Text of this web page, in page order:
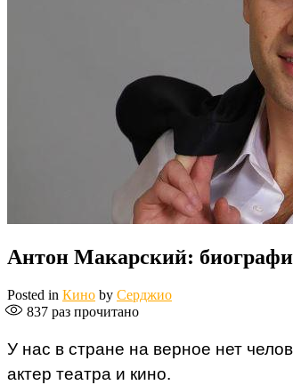
Антон Макарский:
Posted in Кино by Серджио
837 раз прочитано
У нас в стране на верное нет
актер театра и кино.